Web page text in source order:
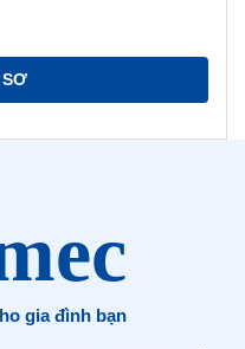
gia đình bạn